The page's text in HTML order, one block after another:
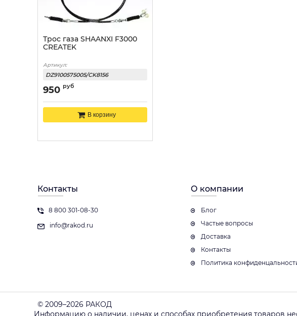
Трос газа SHAANXI F3000
CREATEK
Артикул:
DZ9100575005/CK8156
950 руб
В корзину
Контакты
8 800 301-08-30
info@rakod.ru
О компании
Блог
Частые вопросы
Доставка
Контакты
Политика
© 2009–2026 РАКОД